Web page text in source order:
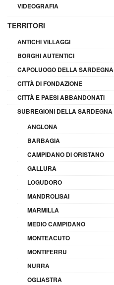
VIDEOGRAFIA
TERRITORI
ANTICHI VILLAGGI
BORGHI AUTENTICI
CAPOLUOGO DELLA SARDEGNA
CITTÀ DI FONDAZIONE
CITTÀ E PAESI ABBANDONATI
SUBREGIONI DELLA SARDEGNA
ANGLONA
BARBAGIA
CAMPIDANO DI ORISTANO
GALLURA
LOGUDORO
MANDROLISAI
MARMILLA
MEDIO CAMPIDANO
MONTEACUTO
MONTIFERRU
NURRA
OGLIASTRA